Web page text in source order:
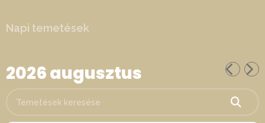
Napi temetések
2026 augusztus